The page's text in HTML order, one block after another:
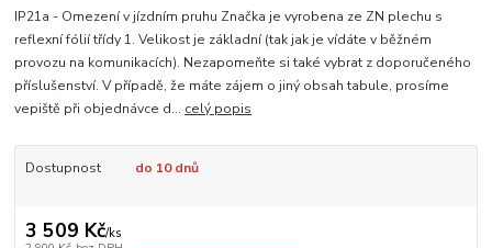
IP21a - Omezení v jízdním pruhu Značka je vyrobena ze ZN plechu s
reflexní fólií třídy 1. Velikost je základní (tak jak je vídáte v běžném
provozu na komunikacích). Nezapomeňte si také vybrat z doporučeného
příslušenství. V případě, že máte zájem o jiný obsah tabule, prosíme
vepiště při objednávce d... celý popis
Dostupnost do 10 dnů
3 509 Kč/ks